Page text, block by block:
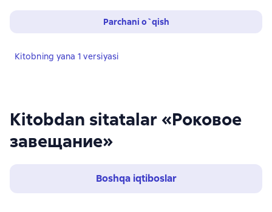
Kitobdan sitatalar «Роковое
завещание»
Boshqa iqtiboslar
Parchani o`qish
Kitobning yana 1 versiyasi